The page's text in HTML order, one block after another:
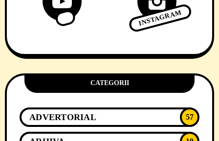
INSTAGRAM
CATEGORII
ADVERTORIAL 57